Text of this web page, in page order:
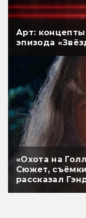
Арт:
эпизода
«Охота на
Сюжет,
рассказал